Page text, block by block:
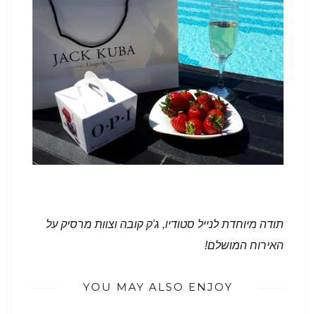
תודה מיוחדת לנייל סטודיו, ג'ק קובה וצוות מרסיק על
האירוח המושלם!
YOU MAY ALSO ENJOY